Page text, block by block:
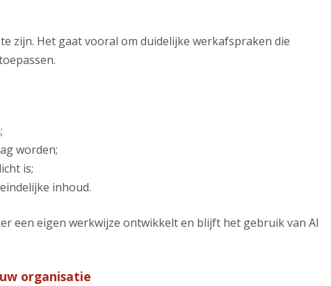
zijn. Het gaat vooral om duidelijke werkafspraken die
worden;
is;
inhoud.
een eigen werkwijze ontwikkelt en blijft het gebruik van AI
organisatie